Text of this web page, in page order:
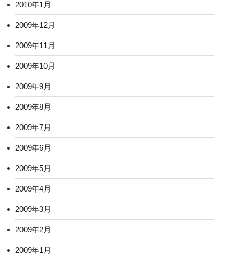
2010年1月
2009年12月
2009年11月
2009年10月
2009年9月
2009年8月
2009年7月
2009年6月
2009年5月
2009年4月
2009年3月
2009年2月
2009年1月